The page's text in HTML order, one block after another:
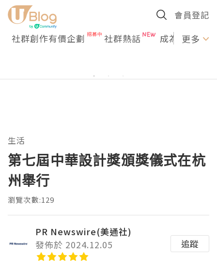
會員登記
社群創作有價企劃 社群熱話 成為U更多
生活
第七屆中華設計獎頒獎儀式在杭
州舉行
瀏覽次數:129
PR Newswire(美通社)
發佈於 2024.12.05
追蹤